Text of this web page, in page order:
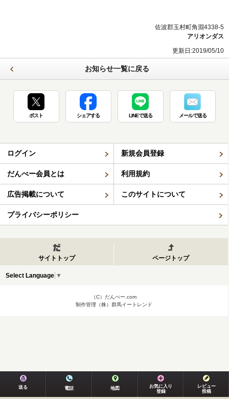
佐波郡玉村町角淵4338-5
アリオンダス
更新日:2019/05/10
お知らせ一覧に戻る
ポスト シェアする LINEで送る メールで送る
ログイン 新規会員登録
だんべー会員とは 利用規約
広告掲載について このサイトについて
プライバシーポリシー
サイトトップ ページトップ
Select Language ▼
（C）だんべー.com
制作管理（株）群馬イートレンド
送る 電話 地図
お気に入り
登録
レビュー
投稿